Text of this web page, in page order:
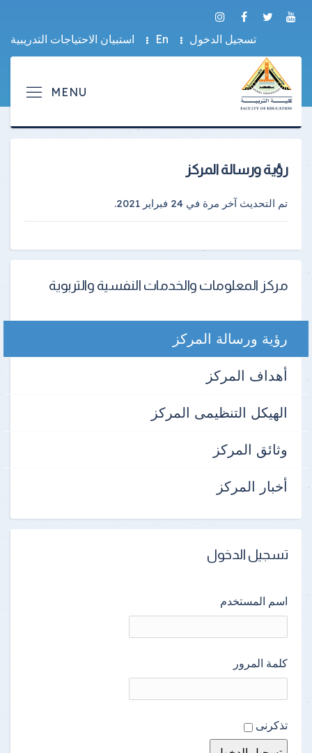
تسجيل الدخول En استبيان الاحتياجات التدريبية
رؤية ورسالة المركز
تم التحديث آخر مرة في 24 فبراير 2021 .
مركز المعلومات والخدمات النفسية والتربوية
رؤية ورسالة المركز
أهداف المركز
الهيكل التنظيمى المركز
وثائق المركز
أخبار المركز
تسجيل الدخول
اسم المستخدم
كلمة المرور
تذكرنى